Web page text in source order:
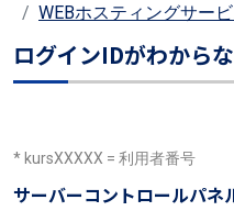
WEBホスティングサー
ログインIDがわから
* kursXXXXX = 利用者番号
サーバーコントロールパネ